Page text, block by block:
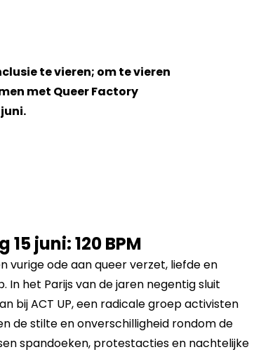
te vieren; om te vieren
met Queer Factory
juni: 120 BPM
vurige ode aan queer verzet, liefde en
In het Parijs van de jaren negentig sluit
bij ACT UP, een radicale groep activisten
de stilte en onverschilligheid rondom de
spandoeken, protestacties en nachtelijke